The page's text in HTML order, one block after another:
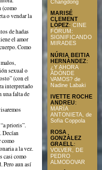
(como
o vendar la
de hadas
el amor
Como
sexual o
(con el
interpretado
una falta de
prioris”.
Decían
como
a la vez.
casi como
Pero aun así
Changdong
MARISÉ
CLEMENT
LÓPEZ: CINE
FÓRUM:
SIGNIFICANDO
MIRADES
NÚRIA BEITIA
HERNÁNDEZ:
¿Y AHORA
ADÓNDE
VAMOS? de
Nadine Labaki
IVETTE ROCHE
ANDREU:
MARÍA
ANTONIETA, de
Sofia Coppola
ROSA
GONZÀLEZ
GRAELL:
VOLVER, DE
PEDRO
ALMODOVAR